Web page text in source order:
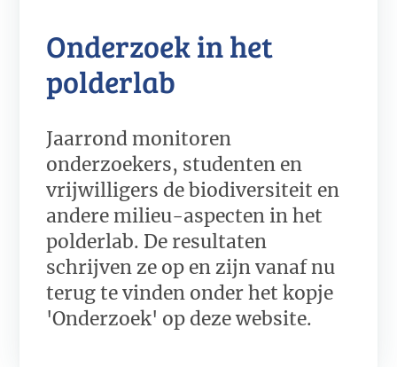
Onderzoek in het
polderlab
Jaarrond monitoren
onderzoekers, studenten en
vrijwilligers de biodiversiteit en
andere milieu-aspecten in het
polderlab. De resultaten
schrijven ze op en zijn vanaf nu
terug te vinden onder het kopje
'Onderzoek' op deze website.